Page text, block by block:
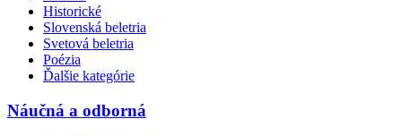
Historické
Slovenská beletria
Svetová beletria
Poézia
Ďalšie kategórie
Náučná a odborná